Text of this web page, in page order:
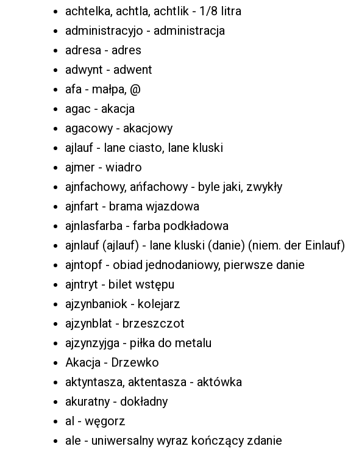
achtelka, achtla, achtlik - 1/8 litra
administracyjo - administracja
adresa - adres
adwynt - adwent
afa - małpa, @
agac - akacja
agacowy - akacjowy
ajlauf - lane ciasto, lane kluski
ajmer - wiadro
ajnfachowy, ańfachowy - byle jaki, zwykły
ajnfart - brama wjazdowa
ajnlasfarba - farba podkładowa
ajnlauf (ajlauf) - lane kluski (danie) (niem. der Einlauf)
ajntopf - obiad jednodaniowy, pierwsze danie
ajntryt - bilet wstępu
ajzynbaniok - kolejarz
ajzynblat - brzeszczot
ajzynzyjga - piłka do metalu
Akacja - Drzewko
aktyntasza, aktentasza - aktówka
akuratny - dokładny
al - węgorz
ale - uniwersalny wyraz kończący zdanie